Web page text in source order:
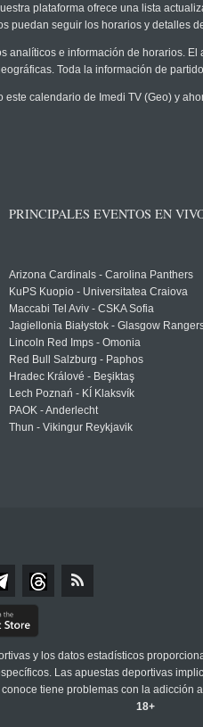
plataforma ofrece una lista
puedan seguir los horarios y detalles
analíticos e información de horarios.
Toda la información de
calendario de Imedi TV (Geo) y
PRINCIPALES EVENTOS EN
Arizona Cardinals - Carolina Panthers
KuPS Kuopio - Universitatea Craiova
Maccabi Tel Aviv - CSKA Sofia
Jagiellonia Białystok - Glasgow
Lincoln Red Imps - Omonia
Red Bull Salzburg - Paphos
Hradec Králové - Beşiktaş
Lech Poznań - KÍ Klaksvík
PAOK - Anderlecht
Thun - Vikingur Reykjavik
y los datos estadísticos
Las apuestas deportivas
tiene problemas con la
18+